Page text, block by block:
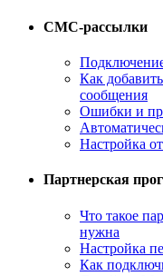
СМС-рассылки
Как
сообщения
Ошибки и
Настройка
Партнерская
Что такое
нужна
Настройка
Как